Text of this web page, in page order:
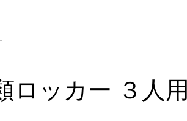
ロッカー ３人